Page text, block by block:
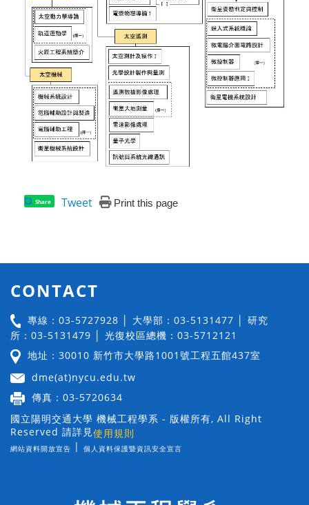
Share Tweet Print this page
CONTACT
專線：03-5727928 │ 大學部：03-5131477 │ 研究
所：03-5131479 │ 光復校區總機：03-5712121
地址：30010 新竹市大學路1001號工程五館437室
dme(at)nycu.edu.tw
傳真：03-5720634
國立陽明交通大學 機械工程學系 - 版權所有, All Right
Reserved 請詳見使用規則
網站資料開放宣告 | 個人資料保護暨資訊安全宣言